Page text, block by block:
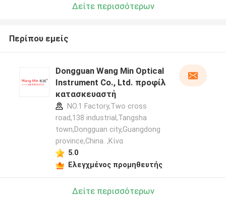
Δείτε περισσότερων
Περίπου εμείς
Dongguan Wang Min Optical
Instrument Co., Ltd. προφίλ
κατασκευαστή
NO.1 Factory,Two cross
road,138 industrial,Tangsha
town,Dongguan city,Guangdong
province,China. ,Κίνα
5.0
Ελεγχμένος προμηθευτής
Δείτε περισσότερων